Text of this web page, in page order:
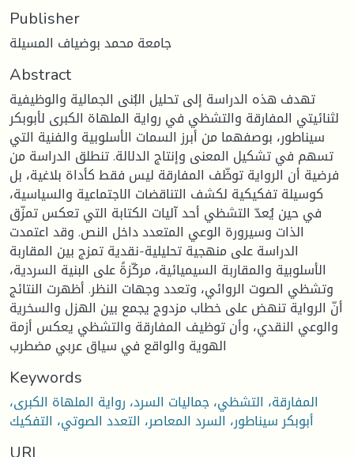
Publisher
جامعة محمد بوضياف المسيلة
Abstract
تهدف هذه الدراسة إلى تحليل البُنى الجمالية والوظيفية
لثنائيتي المفارقة والتشظي في رواية الملهاة الكبرى لأبوبكر
سيناطور، بوصفهما من أبرز السمات الأسلوبية والفنية التي
تسهم في تشكيل المعنى وإنتاج الدلالة. تنطلق الدراسة من
فرضية أن الرواية توظّف المفارقة ليس فقط كأداة بلاغية، بل
كوسيلة تفكيكية لكشف التناقضات الاجتماعية والسياسية،
في حين يُعدّ التشظي أحد آليات الكتابة التي تعكس تمزّق
الذات وسيرورة الوعي المتعدد داخل النص. وقد اعتمدت
الدراسة على منهجية تحليلية-نقدية تمزج بين المقاربة
الأسلوبية والمقاربة السيميائية، مركّزةً على البنية السردية،
وتشظي الصوت الروائي، وتعدد وجهات النظر. أظهرت النتائج
أنّ الرواية تنهض على خطاب مزدوج يجمع بين الهزل والسخرية
والوعي النقدي، وأن توظيف المفارقة والتشظي يعكس أزمة
الهوية والواقع في سياق عربي مضطرب
Keywords
المفارقة، التشظي، جماليات السرد، رواية الملهاة الكبرى،
أبوبكر سيناطور، السرد المعاصر، التعدد الصوتي، التفكيك